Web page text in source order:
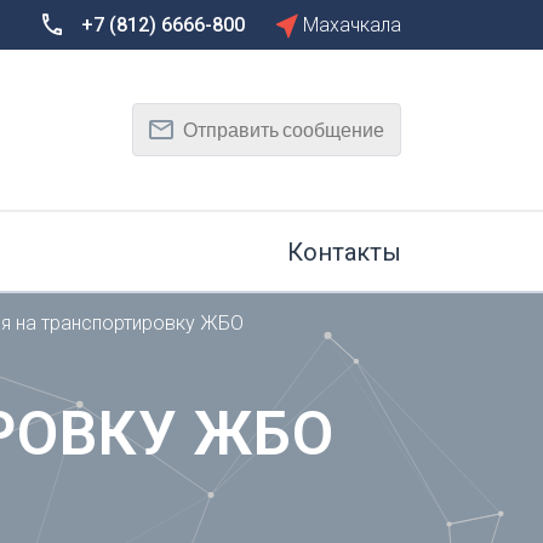
Дону
Тамбов
Тюмень
Ульяновск
Уфа
Хабаровск
+7 (812) 6666-800 Махачкала
Отправить сообщение
Контакты
на транспортировку ЖБО
ЖБО